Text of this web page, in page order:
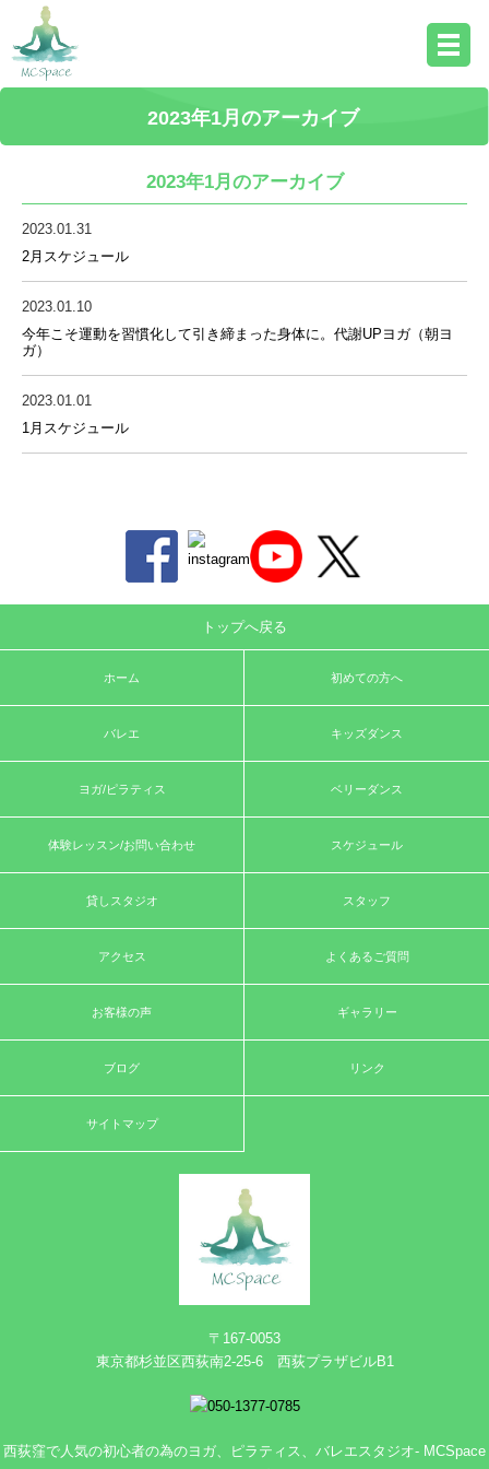
2023年1月のアーカイブ
2023年1月のアーカイブ
2023.01.31
2月スケジュール
2023.01.10
今年こそ運動を習慣化して引き締まった身体に。代謝UPヨガ（朝ヨ
ガ）
2023.01.01
1月スケジュール
トップへ戻る
ホーム 初めての方へ
バレエ キッズダンス
ヨガ/ピラティス ベリーダンス
体験レッスン/お問い合わせ スケジュール
貸しスタジオ スタッフ
アクセス よくあるご質問
お客様の声 ギャラリー
ブログ リンク
サイトマップ
〒167-0053
東京都杉並区西荻南2-25-6 西荻プラザビルB1
西荻窪で人気の初心者の為のヨガ、ピラティス、バレエスタジオ- MCSpace